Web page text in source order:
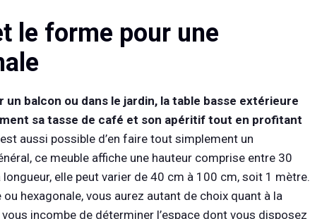
le forme pour une
balcon ou dans le jardin, la table basse extérieure
sa tasse de café et son apéritif tout en profitant
aussi possible d’en faire tout simplement un
ce meuble affiche une hauteur comprise entre 30
elle peut varier de 40 cm à 100 cm, soit 1 mètre.
hexagonale, vous aurez autant de choix quant à la
incombe de déterminer l’espace dont vous disposez